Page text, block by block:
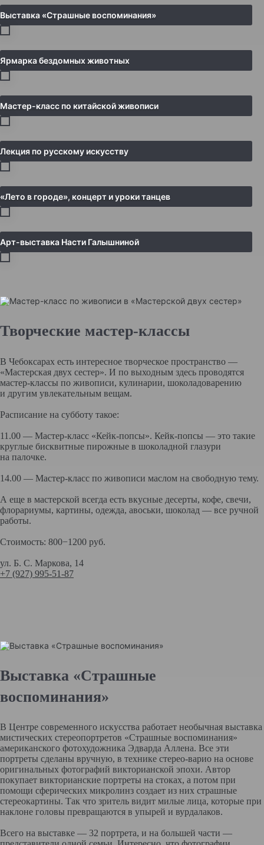
Выставка «Страшные воспоминания»
Ярмарка бездомных животных
Мастер-класс по китайской живописи
Лекция по русскому искусству
«Лето в городе», концерт и уроки танцев
Арт-выставка Насти Галышниной
Творческие мастер-классы
В Чебоксарах есть интересное творческое пространство —
«Мастерская двух сестер». И по выходным здесь проводятся
мастер-классы по живописи, кулинарии, шоколадоварению
и другим увлекательным вещам.
Расписание на субботу такое:
11.00 — Мастер-класс «Кейк-попсы». Кейк-попсы — это такие
круглые бисквитные пирожные в шоколадной глазури
на палочке.
14.00 — Мастер-класс по живописи маслом на свободную тему.
А еще в мастерской всегда есть вкусные десерты, кофе, свечи,
флорариумы, картины, одежда, авоськи, шоколад — все ручной
работы.
Стоимость: 800−1200 руб.
ул. Б. С. Маркова, 14
+7 (927) 995-51-87
Выставка «Страшные
воспоминания»
В Центре современного искусства работает необычная выставка
мистических стереопортретов «Страшные воспоминания»
американского фотохудожника Эдварда Аллена. Все эти
портреты сделаны вручную, в технике стерео-варио на основе
оригинальных фотографий викторианской эпохи. Автор
покупает викторианские портреты на стоках, а потом при
помощи сферических микролинз создает из них страшные
стереокартины. Так что зритель видит милые лица, которые при
наклоне головы превращаются в упырей и вурдалаков.
Всего на выставке — 32 портрета, и на большей части —